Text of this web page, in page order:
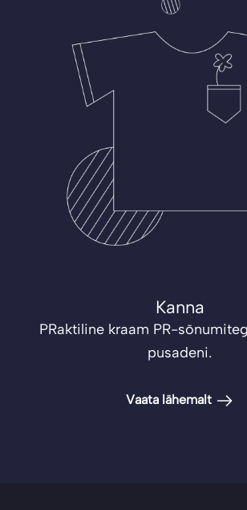
Kanna
PRaktiline kraam PR-
pusadeni.
Vaata lähemalt